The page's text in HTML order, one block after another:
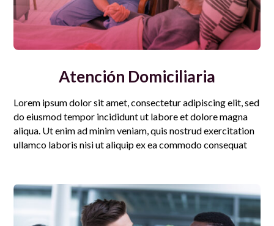
Atención Domiciliaria
Lorem ipsum dolor sit amet, consectetur adipiscing elit, sed
do eiusmod tempor incididunt ut labore et dolore magna
aliqua. Ut enim ad minim veniam, quis nostrud exercitation
ullamco laboris nisi ut aliquip ex ea commodo consequat